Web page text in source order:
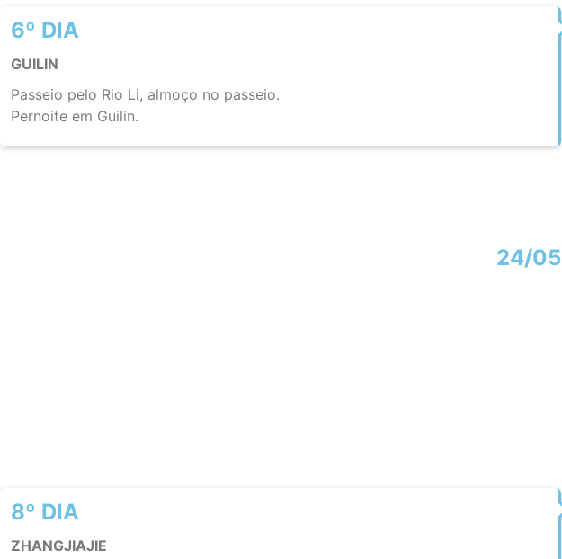
6º DIA
GUILIN
Passeio pelo Rio Li, almoço no passeio.
Pernoite em Guilin.
24/05
8º DIA
ZHANGJIAJIE